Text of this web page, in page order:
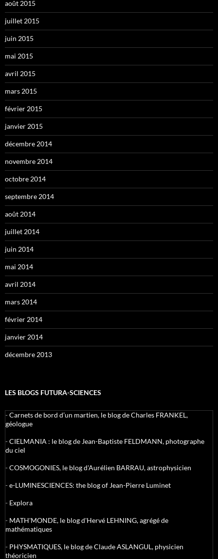
août 2015
juillet 2015
juin 2015
mai 2015
avril 2015
mars 2015
février 2015
janvier 2015
décembre 2014
novembre 2014
octobre 2014
septembre 2014
août 2014
juillet 2014
juin 2014
mai 2014
avril 2014
mars 2014
février 2014
janvier 2014
décembre 2013
LES BLOGS FUTURA-SCIENCES
-Carnets de bord d’un martien, le blog de Charles FRANKEL,
géologue
-CIELMANIA : le blog de Jean-Baptiste FELDMANN, photographe
du ciel
-COSMOGONIES, le blog d'Aurélien BARRAU, astrophysicien
-e-LUMINESCIENCES: the blog of Jean-Pierre Luminet
- Explora
- MATH'MONDE, le blog d'Hervé LEHNING, agrégé de
mathématiques
- PHYSMATIQUES, le blog de Claude ASLANGUL, physicien
théoricien